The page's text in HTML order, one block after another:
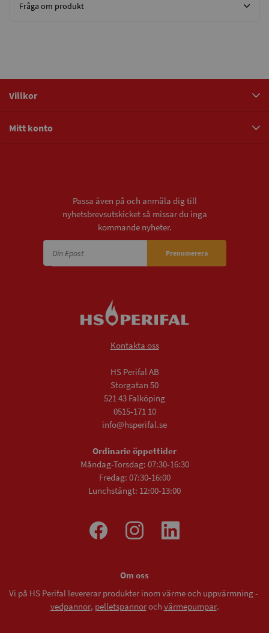
Fråga om produkt
Villkor
Mitt konto
Passa även på och anmäla dig till
nyhetsbrevsutskicket så missar du inga
kommande nyheter.
Prenumerera
Kontakta oss
HS Perifal AB
Storgatan 50
521 43 Falköping
0515-171 10
info@hsperifal.se
Ordinarie öppettider
Måndag-Torsdag: 07:30-16:30
Fredag: 07:30-16:00
Lunchstängt: 12:00-13:00
Om oss
Vi på HS Perifal levererar produkter inom värme och uppvärmning -
vedpannor, pelletspannoroch värmepumpar.